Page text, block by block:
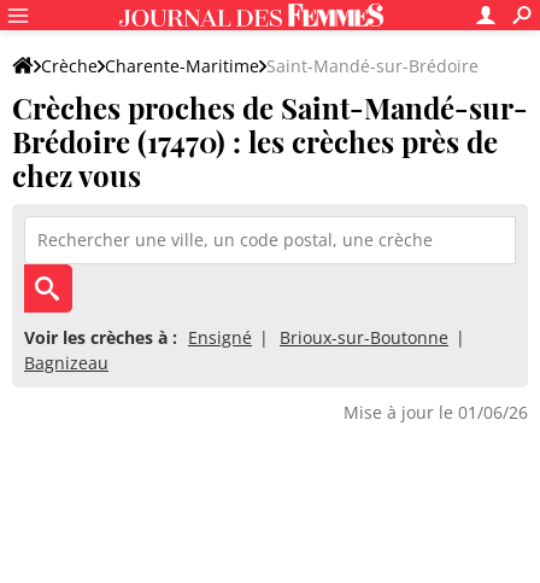
Crèche Charente-Maritime Saint-Mandé-sur-Brédoire
Crèches proches de Saint-Mandé-sur-
Brédoire (17470) : les crèches près de
chez vous
Voir les crèches à : Ensigné
Brioux-sur-Boutonne
Bagnizeau
Mise à jour le 01/06/26